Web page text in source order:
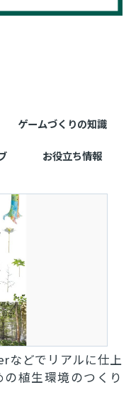
ゲームづくりの知識
お役立ち情報
などでリアルに仕上
植生環境のつくり